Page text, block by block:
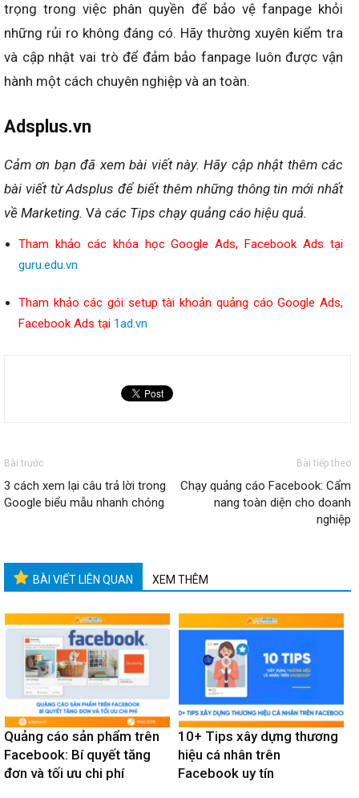
trọng trong việc phân quyền để bảo vệ fanpage khỏi
những rủi ro không đáng có. Hãy thường xuyên kiểm tra
và cập nhật vai trò để đảm bảo fanpage luôn được vận
hành một cách chuyên nghiệp và an toàn.
Adsplus.vn
Cảm ơn bạn đã xem bài viết này. Hãy cập nhật thêm các
bài viết từ Adsplus để biết thêm những thông tin mới nhất
về Marketing. Và các Tips chạy quảng cáo hiệu quả.
Tham khảo các khóa học Google Ads, Facebook Ads tại
guru.edu.vn
Tham khảo các gói setup tài khoản quảng cáo Google Ads,
Facebook Ads tại 1ad.vn
Bài trước
3 cách xem lại câu trả lời trong
Google biểu mẫu nhanh chóng
Bài tiếp theo
Chạy quảng cáo Facebook: Cẩm
nang toàn diện cho doanh
nghiệp
BÀI VIẾT LIÊN QUAN XEM THÊM
Quảng cáo sản phẩm trên
Facebook: Bí quyết tăng
đơn và tối ưu chi phí
10+ Tips xây dựng thương
hiệu cá nhân trên
Facebook uy tín